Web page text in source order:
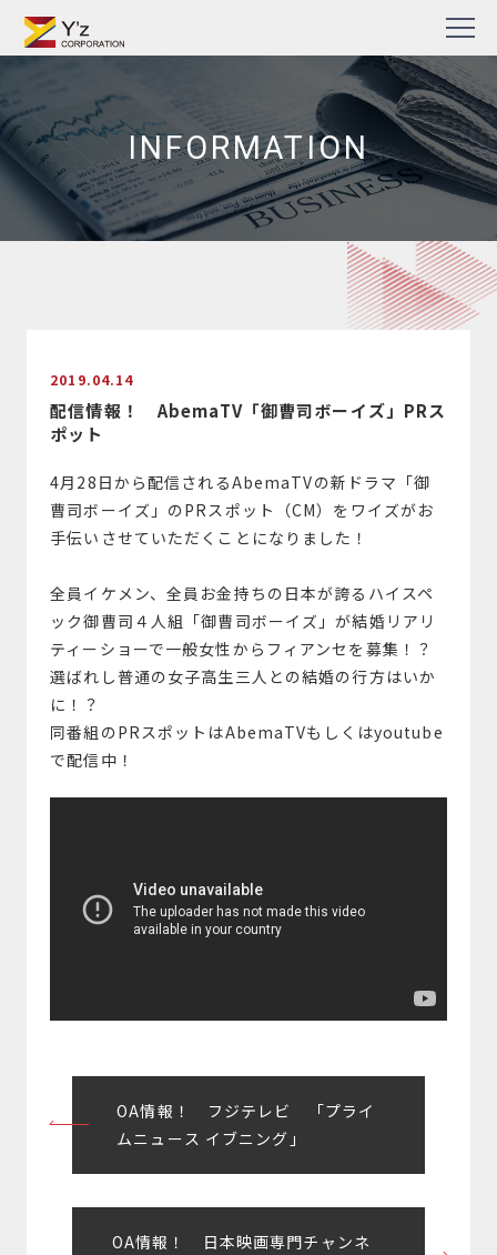
Skip
to
content
TV番組・企業PR動画・Web動画制作の株式会社ワイズ
INFORMATION
2019.04.14
配信情報！ AbemaTV「御曹司ボーイズ」PRス
ポット
4月28日から配信されるAbemaTVの新ドラマ「御
曹司ボーイズ」のPRスポット（CM）をワイズがお
手伝いさせていただくことになりました！
全員イケメン、全員お金持ちの日本が誇るハイスペ
ック御曹司４人組「御曹司ボーイズ」が結婚リアリ
ティーショーで一般女性からフィアンセを募集！？
選ばれし普通の女子高生三人との結婚の行方はいか
に！？
同番組のPRスポットはAbemaTVもしくはyoutube
で配信中！
稿
ナ
ビ
OA情報！ フジテレビ 「プライ
ムニュース イブニング」
OA情報！ 日本映画専門チャンネ